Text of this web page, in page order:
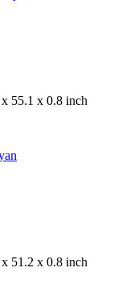
55.1 x 0.8 inch
51.2 x 0.8 inch